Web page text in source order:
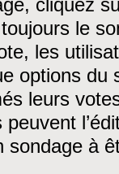
cliquez
le
les
options du
leurs
sondage à